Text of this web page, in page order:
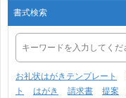
書式検索
お礼状はがきテンプレート
ト
はがき 請求書 提案